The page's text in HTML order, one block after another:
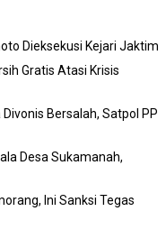
Dieksekusi Kejari Jaktim
Gratis Atasi Krisis
Bersalah, Satpol PP
Desa Sukamanah,
Ini Sanksi Tegas